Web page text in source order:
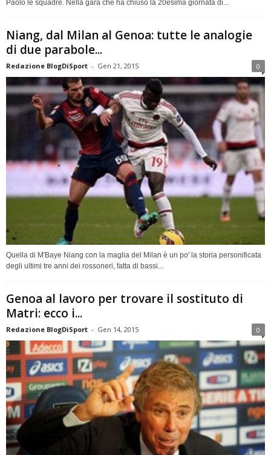
Paolo le squadre. Nella gara che ha chiuso la 20esima giornata di...
Niang, dal Milan al Genoa: tutte le analogie
di due parabole...
Redazione BlogDiSport - Gen 21, 2015 0
Quella di M'Baye Niang con la maglia del Milan è un po' la storia personificata
degli ultimi tre anni dei rossoneri, fatta di bassi...
Genoa al lavoro per trovare il sostituto di
Matri: ecco i...
Redazione BlogDiSport - Gen 14, 2015 0